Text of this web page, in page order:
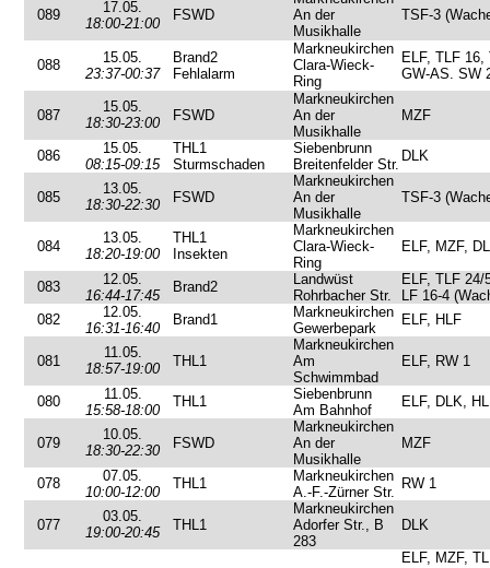
089
17.05.
18:00-21:00
FSWD
An der
Musikhalle
TSF-3
088
15.05.
23:37-00:37
Brand2
Fehlalarm
Markneukirchen
Clara-Wieck-
Ring
ELF, TLF 16,
GW-AS. SW
087
15.05.
18:30-23:00
FSWD
Markneukirchen
An der
Musikhalle
MZF
086
15.05.
08:15-09:15
THL1
Sturmschaden
Siebenbrunn
Breitenfelder Str.
DLK
085
13.05.
18:30-22:30
FSWD
Markneukirchen
An der
Musikhalle
TSF-3
084
13.05.
18:20-19:00
THL1
Insekten
Markneukirchen
Clara-Wieck-
Ring
ELF, MZF,
083
12.05.
16:44-17:45
Brand2
Landwüst
Rohrbacher Str.
ELF, TLF 24/
LF 16-4
082
12.05.
16:31-16:40
Brand1
Markneukirchen
Gewerbepark
ELF, HLF
081
11.05.
18:57-19:00
THL1
Markneukirchen
Am
Schwimmbad
ELF, RW 1
080
11.05.
15:58-18:00
THL1
Siebenbrunn
Am Bahnhof
ELF, DLK,
079
10.05.
18:30-22:30
FSWD
Markneukirchen
An der
Musikhalle
MZF
078
07.05.
10:00-12:00
THL1
Markneukirchen
A.-F.-Zürner Str.
RW 1
077
03.05.
19:00-20:45
THL1
Markneukirchen
Adorfer Str., B
283
DLK
ELF, MZF,